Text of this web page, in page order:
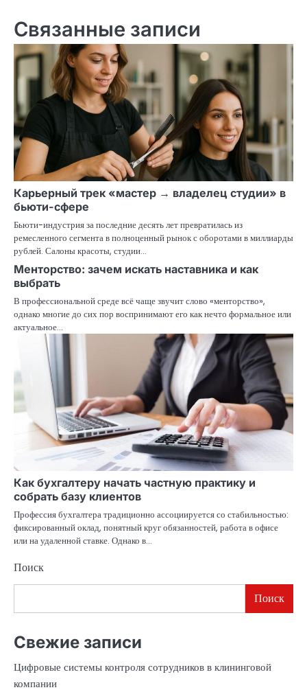
записям
Связанные записи
Карьерный трек «мастер → владелец студии» в
бьюти-сфере
Бьюти-индустрия за последние десять лет превратилась из
ремесленного сегмента в полноценный рынок с оборотами в миллиарды
рублей. Салоны красоты, студии…
Менторство: зачем искать наставника и как
выбрать
В профессиональной среде всё чаще звучит слово «менторство»,
однако многие до сих пор воспринимают его как нечто формальное или
актуальное…
Как бухгалтеру начать частную практику и
собрать базу клиентов
Профессия бухгалтера традиционно ассоциируется со стабильностью:
фиксированный оклад, понятный круг обязанностей, работа в офисе
или на удаленной ставке. Однако в…
Поиск
Поиск
Свежие записи
Цифровые системы контроля сотрудников в клининговой
компании